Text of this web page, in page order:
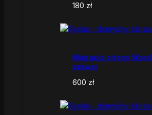
180 zł
Migracja strony
serwer
600 zł